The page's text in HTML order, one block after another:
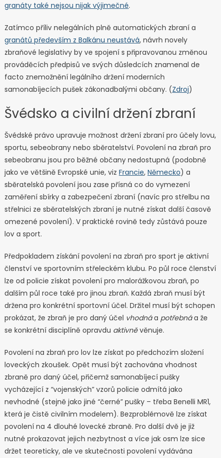
granáty také nejsou nijak výjimečné.
Zatímco příliv nelegálních plně automatických zbraní a
granátů především z Balkánu neustává, návrh novely
zbraňové legislativy by ve spojení s připravovanou změnou
prováděcích předpisů ve svých důsledcích znamenal de
facto znemožnění legálního držení moderních
samonabíjecích pušek zákonadbalými občany. (Zdroj)
Švédsko a civilní držení zbraní
Švédské právo upravuje možnost držení zbraní pro účely lovu,
sportu, sebeobrany nebo sběratelství. Povolení na zbraň pro
sebeobranu jsou pro běžné občany nedostupná (podobně
jako ve většině Evropské unie, viz Francie, Německo) a
sběratelská povolení jsou zase přísná co do vymezení
zaměření sbírky a zabezpečení zbraní (navíc pro střelbu na
střelnici ze sběratelských zbraní je nutné získat další časově
omezené povolení). V praktické rovině tedy zůstává pouze
lov a sport.
Předpokladem získání povolení na zbraň pro sport je aktivní
členství ve sportovním střeleckém klubu. Po půl roce členství
lze od policie získat povolení pro malorážkovou zbraň, po
dalším půl roce také pro jinou zbraň. Každá zbraň musí být
držena pro konkrétní sportovní účel. Držitel musí být schopen
prokázat, že zbraň je pro daný účel vhodnáa potřebnáa že
se konkrétní disciplíně opravdu aktivněvěnuje.
Povolení na zbraň pro lov lze získat po předchozím složení
loveckých zkoušek. Opět musí být zachována vhodnost
zbraně pro daný účel, přičemž samonabíjecí pušky
vycházející z “vojenských” vzorů policie odmítá jako
nevhodné (stejně jako jiné “černé” pušky – třeba Benelli MR1,
která je čistě civilním modelem). Bezproblémově lze získat
povolení na 4 dlouhé lovecké zbraně. Pro další dvě je již
nutné prokazovat jejich nezbytnost a více jak osm lze sice
držet teoreticky, ale ve skutečnosti povolení vydávána